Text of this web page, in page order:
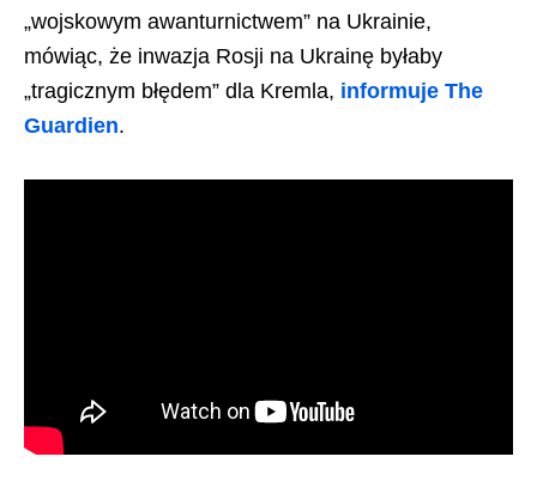
„wojskowym awanturnictwem” na Ukrainie,
mówiąc, że inwazja Rosji na Ukrainę byłaby
„tragicznym błędem” dla Kremla, informuje The
Guardien.